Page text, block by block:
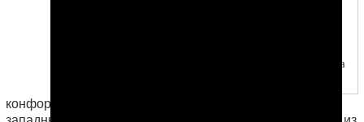
пространства для гражданского общества
конформистской и беспринципной позиции части